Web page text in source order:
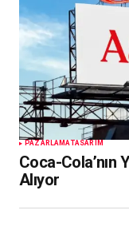
PAZARLAMATASARIM
Coca-Cola’nın
Alıyor